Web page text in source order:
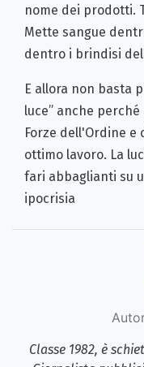
nome dei prodotti.
Mette sangue
dentro i brindisi
E allora non basta
luce” anche
Forze dell'Ordine e
ottimo lavoro. La
fari abbaglianti su
ipocrisia
Classe 1982, è